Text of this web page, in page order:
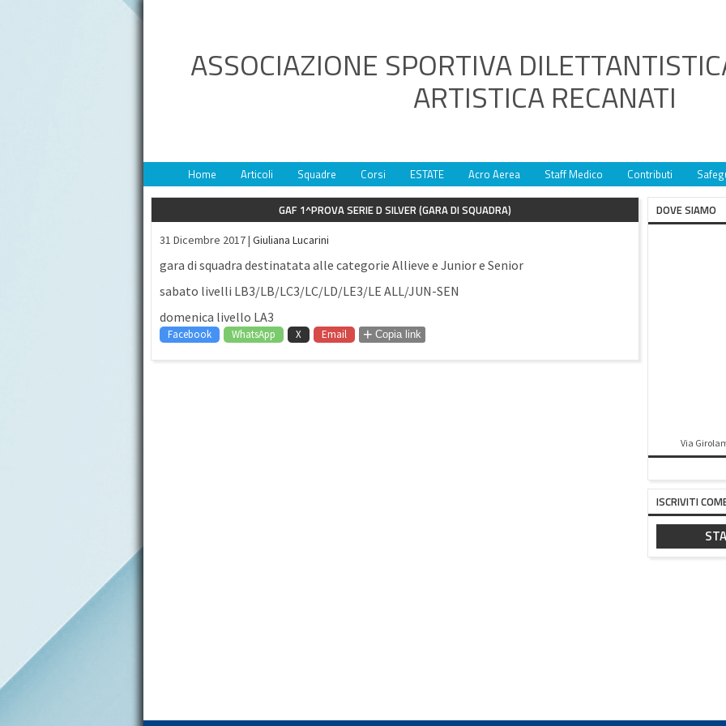
ASSOCIAZIONE SPORTIVA
ARTISTICA RECANATI
Home Articoli Squadre Corsi ESTATE Acro Aerea Staff Medico Contributi
GAF 1^PROVA SERIE D SILVER (GARA DI SQUADRA)
31 Dicembre 2017 | Giuliana Lucarini
gara di squadra destinatata alle categorie Allieve e Junior e Senior
sabato livelli LB3/LB/LC3/LC/LD/LE3/LE ALL/JUN-SEN
domenica livello LA3
Facebook WhatsApp X Email + Copia link
DOVE SIAMO
Via
ISCRIVITI